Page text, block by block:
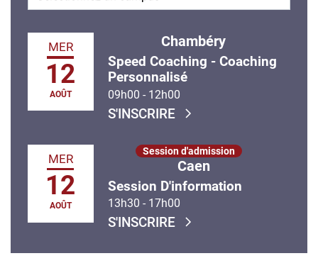
MER
12
AOÛT
Chambéry
Speed Coaching - Coaching
Personnalisé
09h00 - 12h00
S'INSCRIRE
MER
12
AOÛT
Session d'admission
Caen
Session D'information
13h30 - 17h00
S'INSCRIRE